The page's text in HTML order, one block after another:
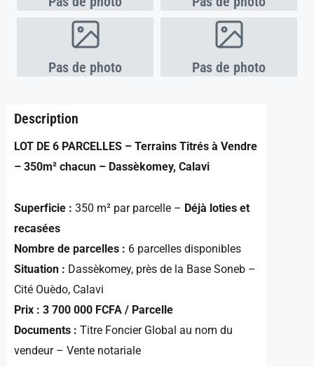
Pas de photo Pas de photo
Description
LOT DE 6 PARCELLES – Terrains Titrés à Vendre
– 350m² chacun – Dassèkomey, Calavi
Superficie : 350 m² par parcelle – Déjà loties et
recasées
Nombre de parcelles : 6 parcelles disponibles
Situation : Dassèkomey, près de la Base Soneb –
Cité Ouèdo, Calavi
Prix : 3 700 000 FCFA / Parcelle
Documents : Titre Foncier Global au nom du
vendeur – Vente notariale